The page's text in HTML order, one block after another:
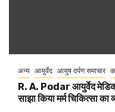
अन्य आयुर्वेद आयुष दर्पण समाचार
R. A. Podar आयुर्वेद
साझा किया मर्म चिकित्सा का